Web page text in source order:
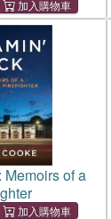
of a